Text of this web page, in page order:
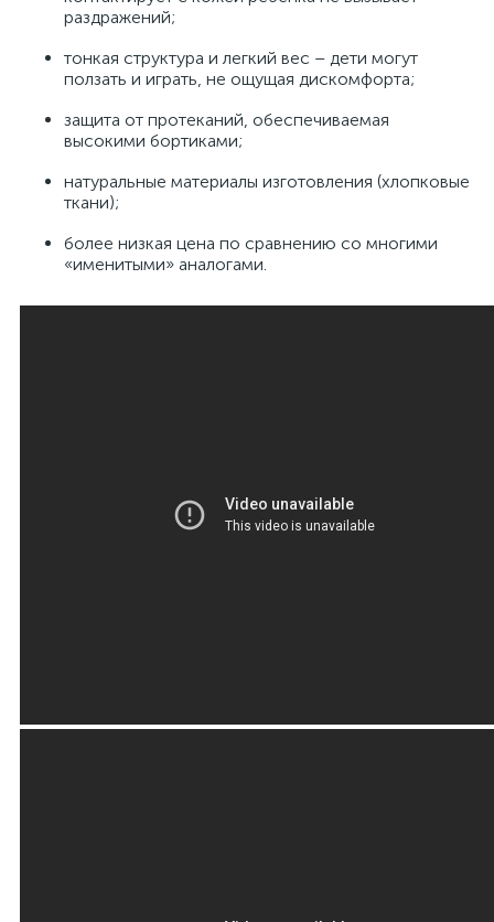
раздражений;
тонкая структура и легкий вес – дети могут
ползать и играть, не ощущая дискомфорта;
защита от протеканий, обеспечиваемая
высокими бортиками;
натуральные материалы изготовления (хлопковые
ткани);
более низкая цена по сравнению со многими
«именитыми» аналогами.